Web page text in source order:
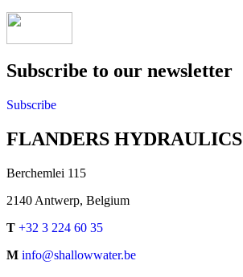
Subscribe to our newsletter
Subscribe
FLANDERS HYDRAULICS
Berchemlei 115
2140 Antwerp, Belgium
T +32 3 224 60 35
M info@shallowwater.be